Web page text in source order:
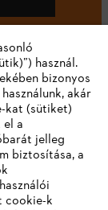
használ.
bizonyos
akár
kat (sütiket)
a
jelleg
biztosítása, a
cookie-k